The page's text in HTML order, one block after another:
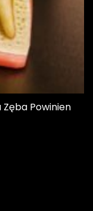
Powinien